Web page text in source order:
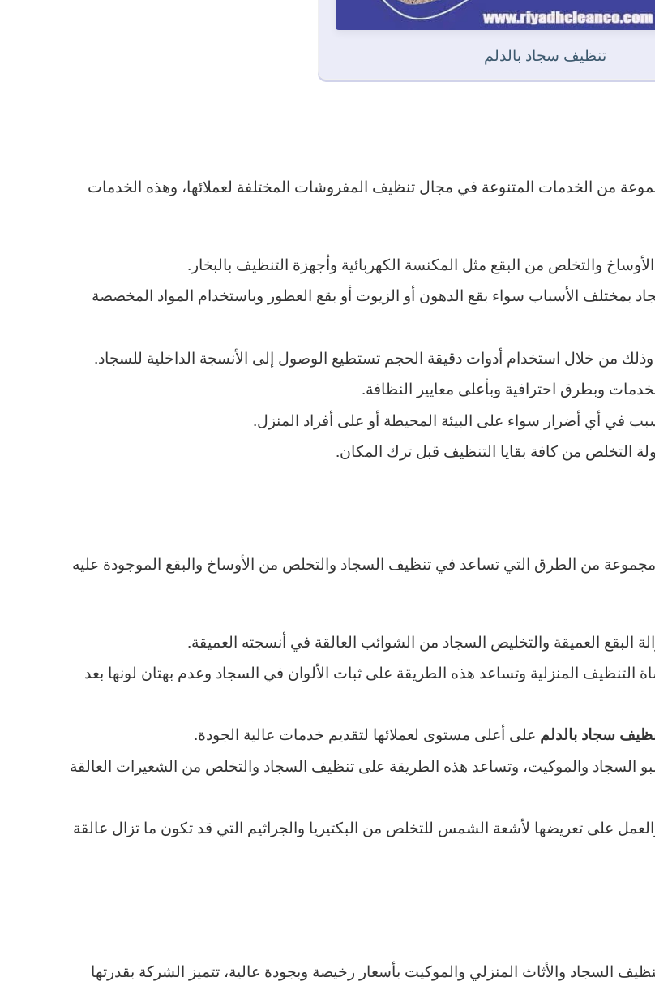
تنظيف سجاد بالدلم
من الخدمات المتنوعة في مجال تنظيف المفروشات المختلفة لعملائها، وهذه الخدمات
والتخلص من البقع مثل المكنسة الكهربائية وأجهزة التنظيف بالبخار.
بمختلف الأسباب سواء بقع الدهون أو الزيوت أو بقع العطور وباستخدام المواد المخصصة
من خلال استخدام أدوات دقيقة الحجم تستطيع الوصول إلى الأنسجة الداخلية للسجاد.
وبطرق احترافية وبأعلى معايير النظافة.
في أي أضرار سواء على البيئة المحيطة أو على أفراد المنزل.
التخلص من كافة بقايا التنظيف قبل ترك المكان.
مجموعة من الطرق التي تساعد في تنظيف السجاد والتخلص من الأوساخ والبقع الموجودة عليه
البقع العميقة والتخليص السجاد من الشوائب العالقة في أنسجته العميقة.
المنزلية وتساعد هذه الطريقة على ثبات الألوان في السجاد وعدم بهتان لونها بعد
سجاد بالدلم على أعلى مستوى لعملائها لتقديم خدمات عالية الجودة.
السجاد والموكيت، وتساعد هذه الطريقة على تنظيف السجاد والتخلص من الشعيرات العالقة
على تعريضها لأشعة الشمس للتخلص من البكتيريا والجراثيم التي قد تكون ما تزال عالقة
السجاد والأثاث المنزلي والموكيت بأسعار رخيصة وبجودة عالية، تتميز الشركة بقدرتها